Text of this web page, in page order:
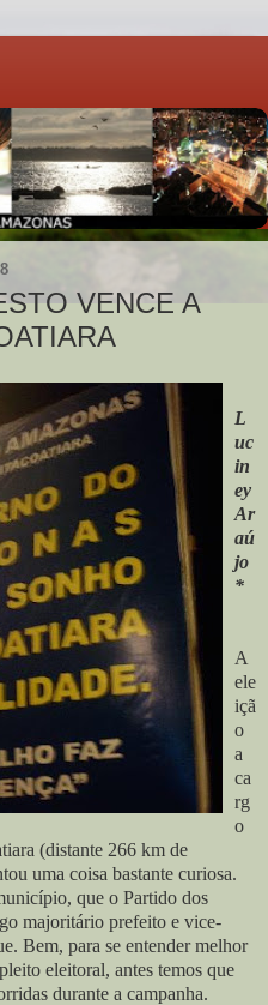
VENCE A
L
uc
in
ey
Ar
aú
jo
*
A
ele
içã
o
a
ca
rg
o
(distante 266 km de
uma coisa bastante curiosa.
que o Partido dos
majoritário prefeito e vice-
Bem, para se entender melhor
eleitoral, antes temos que
durante a campanha.